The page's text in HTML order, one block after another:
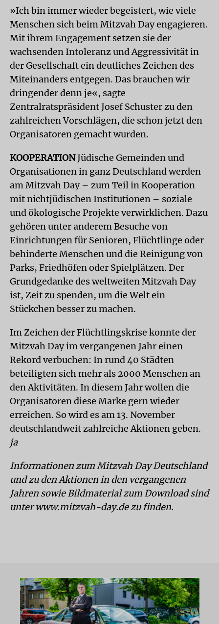
»Ich bin immer wieder begeistert, wie viele
Menschen sich beim Mitzvah Day engagieren.
Mit ihrem Engagement setzen sie der
wachsenden Intoleranz und Aggressivität in
der Gesellschaft ein deutliches Zeichen des
Miteinanders entgegen. Das brauchen wir
dringender denn je«, sagte
Zentralratspräsident Josef Schuster zu den
zahlreichen Vorschlägen, die schon jetzt den
Organisatoren gemacht wurden.
KOOPERATIONJüdische Gemeinden und
Organisationen in ganz Deutschland werden
am Mitzvah Day – zum Teil in Kooperation
mit nichtjüdischen Institutionen – soziale
und ökologische Projekte verwirklichen. Dazu
gehören unter anderem Besuche von
Einrichtungen für Senioren, Flüchtlinge oder
behinderte Menschen und die Reinigung von
Parks, Friedhöfen oder Spielplätzen. Der
Grundgedanke des weltweiten Mitzvah Day
ist, Zeit zu spenden, um die Welt ein
Stückchen besser zu machen.
Im Zeichen der Flüchtlingskrise konnte der
Mitzvah Day im vergangenen Jahr einen
Rekord verbuchen: In rund 40 Städten
beteiligten sich mehr als 2000 Menschen an
den Aktivitäten. In diesem Jahr wollen die
Organisatoren diese Marke gern wieder
erreichen. So wird es am 13. November
deutschlandweit zahlreiche Aktionen geben.
ja
Informationen zum Mitzvah Day Deutschland
und zu den Aktionen in den vergangenen
Jahren sowie Bildmaterial zum Download sind
unter www.mitzvah-day.de zu finden.